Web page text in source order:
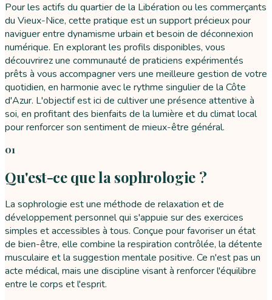
Pour les actifs du quartier de la Libération ou les commerçants
du Vieux-Nice, cette pratique est un support précieux pour
naviguer entre dynamisme urbain et besoin de déconnexion
numérique. En explorant les profils disponibles, vous
découvrirez une communauté de praticiens expérimentés
prêts à vous accompagner vers une meilleure gestion de votre
quotidien, en harmonie avec le rythme singulier de la Côte
d'Azur. L'objectif est ici de cultiver une présence attentive à
soi, en profitant des bienfaits de la lumière et du climat local
pour renforcer son sentiment de mieux-être général.
01
Qu'est-ce que la sophrologie ?
La sophrologie est une méthode de relaxation et de
développement personnel qui s'appuie sur des exercices
simples et accessibles à tous. Conçue pour favoriser un état
de bien-être, elle combine la respiration contrôlée, la détente
musculaire et la suggestion mentale positive. Ce n'est pas un
acte médical, mais une discipline visant à renforcer l'équilibre
entre le corps et l'esprit.